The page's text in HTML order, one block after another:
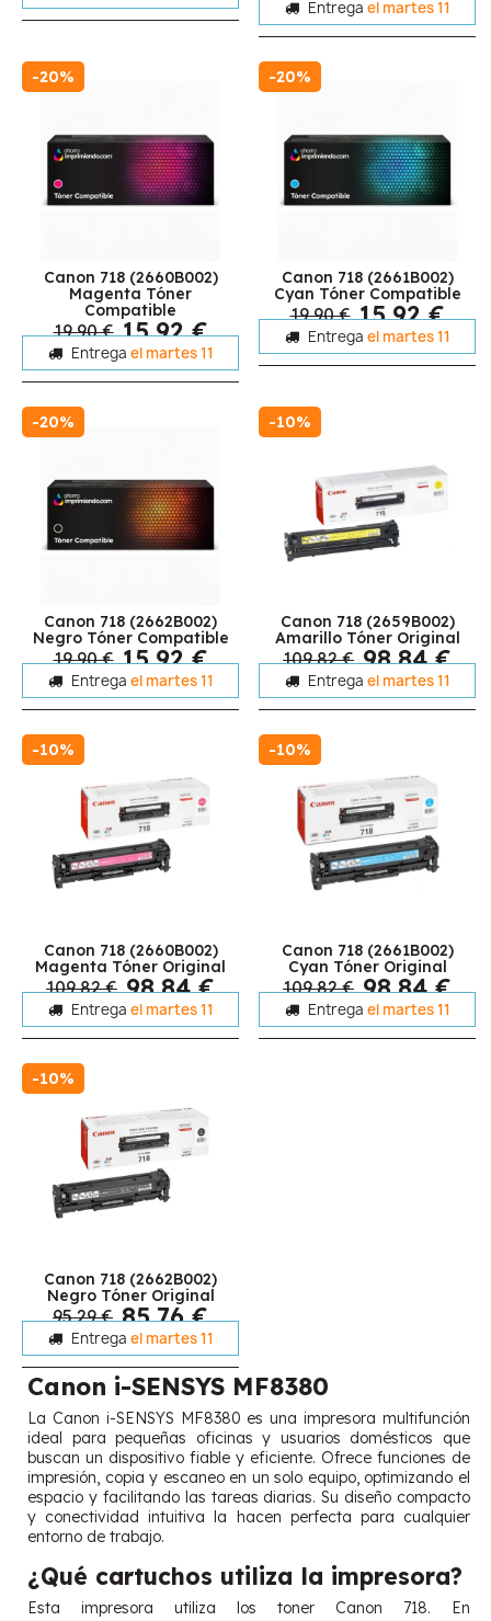
Entrega el martes 11
-20%
Canon 718 (2660B002)
Magenta Tóner
Compatible
19,90 € 15,92 €
Entrega el martes 11
-20%
Canon 718 (2661B002)
Cyan Tóner Compatible
19,90 € 15,92 €
Entrega el martes 11
-20%
Canon 718 (2662B002)
Negro Tóner Compatible
19,90 € 15,92 €
Entrega el martes 11
-10%
Canon 718 (2659B002)
Amarillo Tóner Original
109,82 € 98,84 €
Entrega el martes 11
-10%
Canon 718 (2660B002)
Magenta Tóner Original
109,82 € 98,84 €
Entrega el martes 11
-10%
Canon 718 (2661B002)
Cyan Tóner Original
109,82 € 98,84 €
Entrega el martes 11
-10%
Canon 718 (2662B002)
Negro Tóner Original
95,29 € 85,76 €
Entrega el martes 11
Canon i-SENSYS MF8380
La Canon i-SENSYS MF8380 es una impresora multifunción
ideal para pequeñas oficinas y usuarios domésticos que
buscan un dispositivo fiable y eficiente. Ofrece funciones de
impresión, copia y escaneo en un solo equipo, optimizando el
espacio y facilitando las tareas diarias. Su diseño compacto
y conectividad intuitiva la hacen perfecta para cualquier
entorno de trabajo.
¿Qué cartuchos utiliza la impresora?
Esta impresora utiliza los toner Canon 718. En